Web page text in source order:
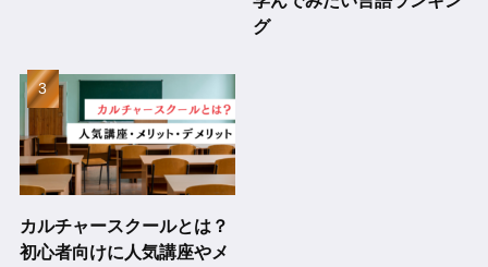
グ
カルチャースクールとは？
初心者向けに人気講座やメ